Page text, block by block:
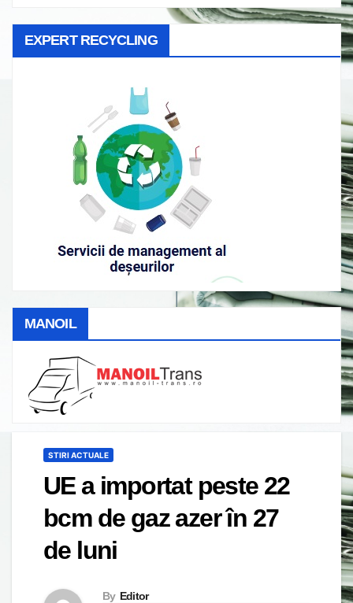
EXPERT RECYCLING
MANOIL
STIRI ACTUALE
UE a importat peste 22
bcm de gaz azer în 27
de luni
By Editor